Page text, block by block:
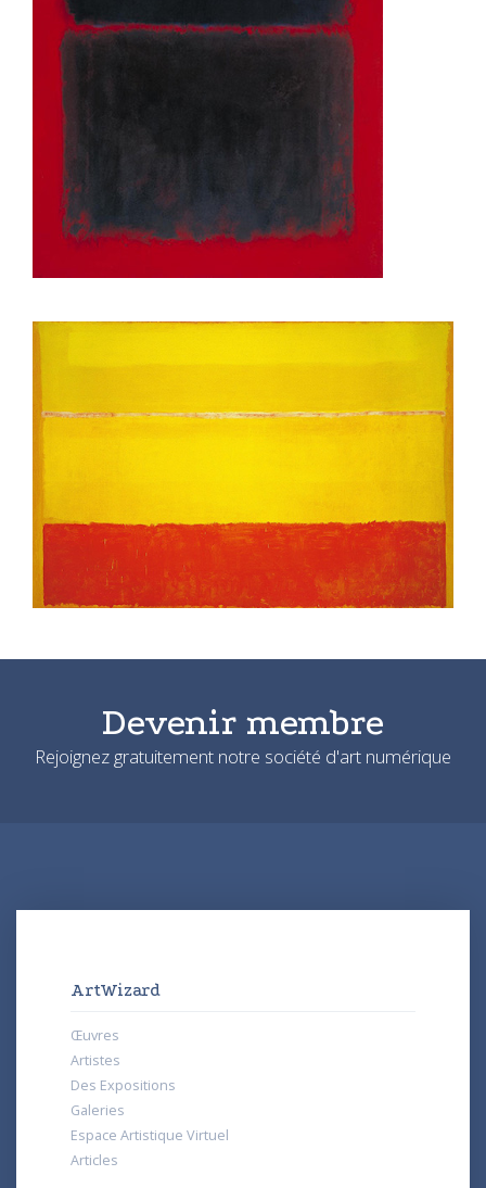
Devenir membre
Rejoignez gratuitement notre société d'art numérique
ArtWizard
Œuvres
Artistes
Des Expositions
Galeries
Espace Artistique Virtuel
Articles